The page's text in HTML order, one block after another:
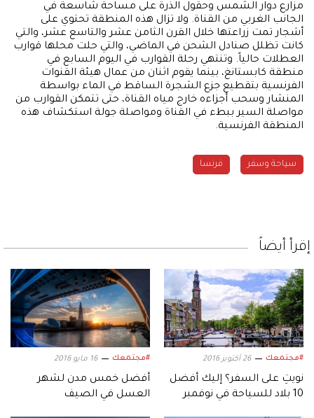
مزارع دوار الشمس وحقول الذرة على مساحة شاسعة في
الجانب الغربي من القناة. ولا تزال هذه المنطقة تحتوي على
أشجار تمت زراعتها خلال القرن الثامن عشر والتاسع عشر، والتي
كانت تظلل صنادل الشحن في الماضي، والتي حلت محلها قوارب
العطلات حالياً. وتنتهي رحلة القوارب في اليوم السابع في
منطقة كابستانغ، بينما يقوم اثنان من عمال هيئة القنوات
الفرنسية بتقطيع جزع الشجرة الساقط في الماء بواسطة
المنشار وسحب أجزاءه خارج مياه القناة، حتى تتمكن القوارب من
مواصلة السير ببطء في القناة ومواصلة جولة استكشاف هذه
المنطقة الفرنسية.
سياحة وسفر فرنسا
إقرأ أيضاً
#مجتمعك 26 أكتوبر 2016
نويتِ على السفر؟ إليك أفضل
10 بلاد للسياحة في نوفمبر
#مجتمعك 16 مايو 2016
أفضل خمس مدن لشهر
العسل في الصيف